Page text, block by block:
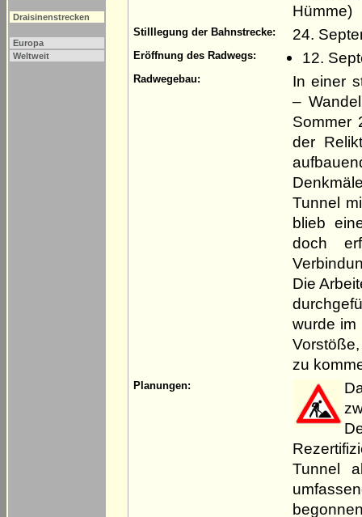
Draisinenstrecken
Europa
Weltweit
Hümme)
Stilllegung der Bahnstrecke: 24.
Eröffnung des Radwegs: 12.
Radwegebau:
In einer
–
Sommer
der
Tunnel
blieb
doch
Die
wurde im
zu
Planungen:
Tunnel